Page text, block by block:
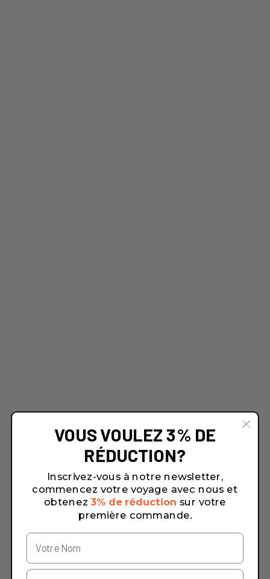
VOUS VOULEZ 3% DE
RÉDUCTION?
Inscrivez-vous à notre newsletter,
commencez votre voyage avec nous et
obtenez 3% de réduction sur votre
première commande.